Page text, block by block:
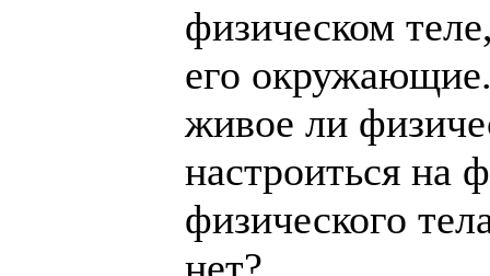
физическом
его окружающие.
живое ли
настроиться на
физического